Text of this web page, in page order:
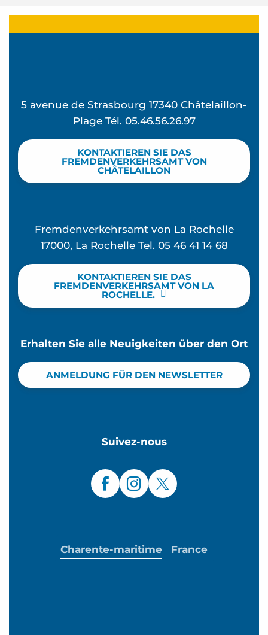
5 avenue de Strasbourg 17340 Châtelaillon-
Plage Tél. 05.46.56.26.97
KONTAKTIEREN SIE DAS
FREMDENVERKEHRSAMT VON
CHÂTELAILLON
Fremdenverkehrsamt von La Rochelle
17000, La Rochelle Tel. 05 46 41 14 68
KONTAKTIEREN SIE DAS
FREMDENVERKEHRSAMT VON LA
ROCHELLE.
Erhalten Sie alle Neuigkeiten über den Ort
ANMELDUNG FÜR DEN NEWSLETTER
Suivez-nous
Charente-maritime France